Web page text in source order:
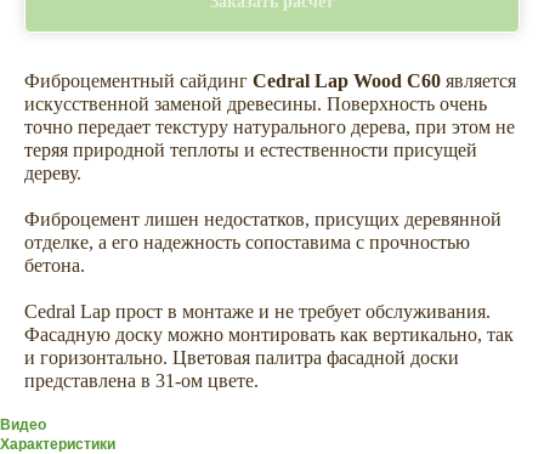
Фиброцементный сайдинг Cedral Lap Wood C60 является
искусственной заменой древесины. Поверхность очень
точно передает текстуру натурального дерева, при этом не
теряя природной теплоты и естественности присущей
дереву.
Фиброцемент лишен недостатков, присущих деревянной
отделке, а его надежность сопоставима с прочностью
бетона.
Cedral Lap прост в монтаже и не требует обслуживания.
Фасадную доску можно монтировать как вертикально, так
и горизонтально. Цветовая палитра фасадной доски
представлена в 31-ом цвете.
Видео
Характеристики